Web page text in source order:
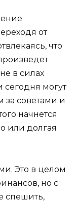
от
что
в силах
сегодня могут
за советами и
начнется
или долгая
Это в целом
но с
спешить,